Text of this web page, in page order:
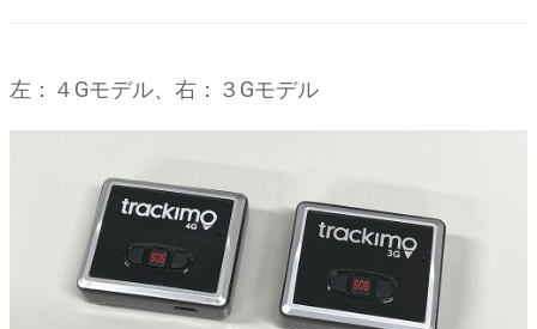
左：４Gモデル、右：３Gモデル